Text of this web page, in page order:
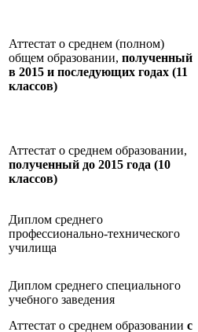
Аттестат о среднем (полном)
общем образовании, полученный
в 2015 и последующих годах (11
классов)
Аттестат о среднем образовании,
полученный до 2015 года (10
классов)
Диплом среднего
профессионально-технического
училища
Диплом среднего специального
учебного заведения
Аттестат о среднем образовании с